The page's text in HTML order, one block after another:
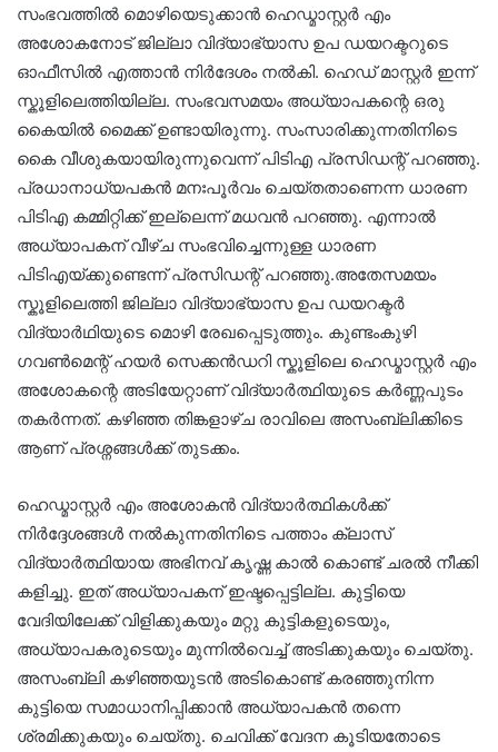
സംഭവത്തിൽ മൊഴിയെടുക്കാൻ ഹെഡ്മാസ്റ്റർ എം
അശോകനോട് ജില്ലാ വിദ്യാഭ്യാസ ഉപ ഡയറക്ടറുടെ
ഓഫീസിൽ എത്താൻ നിർദേശം നൽകി. ഹെഡ് മാസ്റ്റർ ഇന്ന്
സ്കൂളിലെത്തിയില്ല. സംഭവസമയം അധ്യാപകന്റെ ഒരു
കൈയിൽ മൈക്ക് ഉണ്ടായിരുന്നു. സംസാരിക്കുന്നതിനിടെ
കൈ വീശുകയായിരുന്നുവെന്ന് പിടിഎ പ്രസിഡന്റ് പറഞ്ഞു.
പ്രധാനാധ്യപകൻ മനഃപൂർവം ചെയ്തതാണെന്ന ധാരണ
പിടിഎ കമ്മിറ്റിക്ക് ഇല്ലെന്ന് മധവൻ പറഞ്ഞു. എന്നാൽ
അധ്യാപകന് വീഴ്ച സംഭവിച്ചെന്നുള്ള ധാരണ
പിടിഎയ്ക്കുണ്ടെന്ന് പ്രസിഡന്റ് പറഞ്ഞു.അതേസമയം
സ്കൂളിലെത്തി ജില്ലാ വിദ്യാഭ്യാസ ഉപ ഡയറക്ടർ
വിദ്യാർഥിയുടെ മൊഴി രേഖപ്പെടുത്തും. കുണ്ടംകുഴി
ഗവൺമെന്റ് ഹയർ സെക്കൻഡറി സ്കൂളിലെ ഹെഡ്മാസ്റ്റർ എം
അശോകന്റെ അടിയേറ്റാണ് വിദ്യാർത്ഥിയുടെ കർണ്ണപുടം
തകർന്നത്. കഴിഞ്ഞ തിങ്കളാഴ്ച രാവിലെ അസംബ്ലിക്കിടെ
ആണ് പ്രശ്നങ്ങൾക്ക് തുടക്കം.
ഹെഡ്മാസ്റ്റർ എം അശോകൻ വിദ്യാർത്ഥികൾക്ക്
നിർദ്ദേശങ്ങൾ നൽകുന്നതിനിടെ പത്താം ക്ലാസ്
വിദ്യാർത്ഥിയായ അഭിനവ് കൃഷ്ണ കാൽ കൊണ്ട് ചരൽ നീക്കി
കളിച്ചു. ഇത് അധ്യാപകന് ഇഷ്ടപ്പെട്ടില്ല. കുട്ടിയെ
വേദിയിലേക്ക് വിളിക്കുകയും മറ്റു കുട്ടികളുടെയും,
അധ്യാപകരുടെയും മുന്നിൽവെച്ച് അടിക്കുകയും ചെയ്തു.
അസംബ്ലി കഴിഞ്ഞയുടൻ അടികൊണ്ട് കരഞ്ഞുനിന്ന
കുട്ടിയെ സമാധാനിപ്പിക്കാൻ അധ്യാപകൻ തന്നെ
ശ്രമിക്കുകയും ചെയ്തു. ചെവിക്ക് വേദന കൂടിയതോടെ